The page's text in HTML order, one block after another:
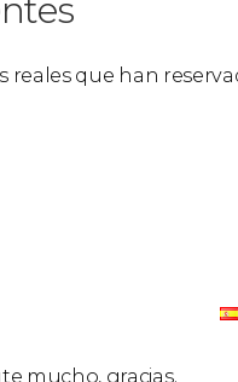
reales que han
mucho, gracias.